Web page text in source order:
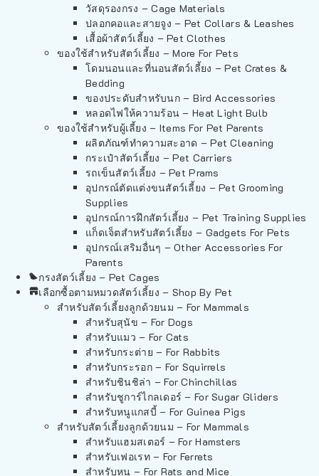
วัสดุรองกรง – Cage Materials
ปลอกคอและสายจูง – Pet Collars & Leashes
เสื้อผ้าสัตว์เลี้ยง – Pet Clothes
ของใช้สำหรับสัตว์เลี้ยง – More For Pets
โดมนอนและที่นอนสัตว์เลี้ยง – Pet Crates &
Bedding
ของประดับสำหรับนก – Bird Accessories
หลอดไฟให้ความร้อน – Heat Light Bulb
ของใช้สำหรับผู้เลี้ยง – Items For Pet Parents
ผลิตภัณฑ์ทำความสะอาด – Pet Cleaning
กระเป๋าสัตว์เลี้ยง – Pet Carriers
รถเข็นสัตว์เลี้ยง – Pet Prams
อุปกรณ์ตัดแต่งขนสัตว์เลี้ยง – Pet Grooming
Supplies
อุปกรณ์การฝึกสัตว์เลี้ยง – Pet Training Supplies
แก็ดเจ็ตสำหรับสัตว์เลี้ยง – Gadgets For Pets
อุปกรณ์เสริมอื่นๆ – Other Accessories For
Parents
กรงสัตว์เลี้ยง – Pet Cages
เลือกซื้อตามหมวดสัตว์เลี้ยง – Shop By Pet
สำหรับสัตว์เลี้ยงลูกด้วยนม – For Mammals
สำหรับสุนัข – For Dogs
สำหรับแมว – For Cats
สำหรับกระต่าย – For Rabbits
สำหรับกระรอก – For Squirrels
สำหรับชินชิล่า – For Chinchillas
สำหรับชูการ์ไกลเดอร์ – For Sugar Gliders
สำหรับหนูแกสบี้ – For Guinea Pigs
สำหรับสัตว์เลี้ยงลูกด้วยนม – For Mammals
สำหรับแฮมสเตอร์ – For Hamsters
สำหรับเฟอเรท – For Ferrets
สำหรับหนู – For Rats and Mice